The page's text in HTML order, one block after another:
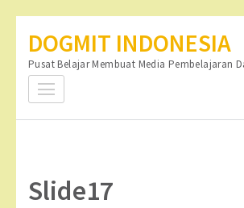
konten
(Tekan
DOGMIT INDONESIA
Pusat Belajar Membuat Media Pembelajaran
Slide17